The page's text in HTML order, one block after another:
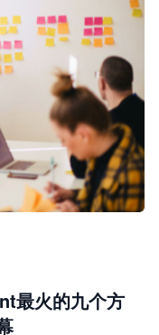
最火的九个方